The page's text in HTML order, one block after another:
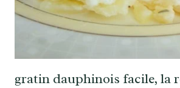
gratin dauphinois facile, la